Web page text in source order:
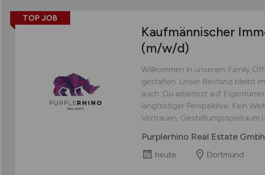
TOP JOB
Kaufmännischer
(m/w/d)
Willkommen in unserem Family
gestalten. Unser Bestand bleibt
auch. Du arbeitest auf
langfristiger Perspektive. Kein
Vertrauen, Gestaltungsspielraum
Purplerhino Real Estate Gmbh
heute Dortmund